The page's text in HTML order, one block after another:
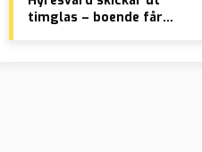
timglas – boende får